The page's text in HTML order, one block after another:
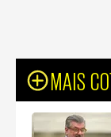
MAIS